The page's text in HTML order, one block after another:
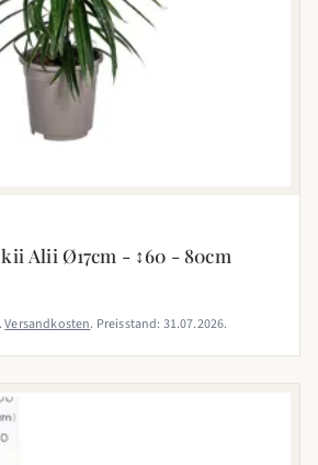
Alii Ø17cm - ↕60 - 80cm
Versandkosten. Preisstand: 31.07.2026.